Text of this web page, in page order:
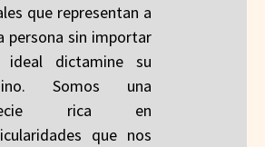
que representan a
persona sin importar
ideal dictamine su
Somos una
rica en
que nos